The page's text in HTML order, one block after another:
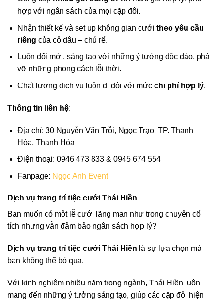
hợp với ngân sách của mọi cặp đôi.
Nhận thiết kế và set up không gian cưới theo yêu cầu
riêng của cô dâu – chú rể.
Luôn đổi mới, sáng tạo với những ý tưởng độc đáo, phá
vỡ những phong cách lỗi thời.
Chất lượng dịch vụ luôn đi đôi với mức chi phí hợp lý.
Thông tin liên hệ:
Địa chỉ: 30 Nguyễn Văn Trỗi, Ngọc Trạo, TP. Thanh
Hóa, Thanh Hóa
Điện thoại: 0946 473 833 & 0945 674 554
Fanpage: Ngọc Anh Event
Dịch vụ trang trí tiệc cưới Thái Hiền
Bạn muốn có một lễ cưới lãng mạn như trong chuyện cổ
tích nhưng vẫn đảm bảo ngân sách hợp lý?
Dịch vụ trang trí tiệc cưới Thái Hiền là sự lựa chọn mà
bạn không thể bỏ qua.
Với kinh nghiệm nhiều năm trong ngành, Thái Hiền luôn
mang đến những ý tưởng sáng tạo, giúp các cặp đôi hiện